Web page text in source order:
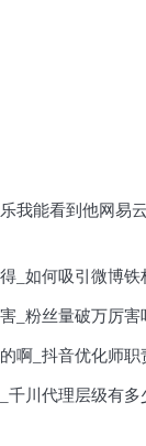
我能看到他网易
_如何吸引微博铁
_粉丝量破万厉害
啊_抖音优化师职
千川代理层级有多